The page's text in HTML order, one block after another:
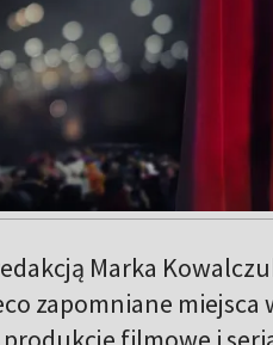
Marka
zapomniane miejsca